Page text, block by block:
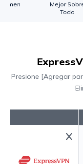
Mejor
Todo
Presione [Agregar